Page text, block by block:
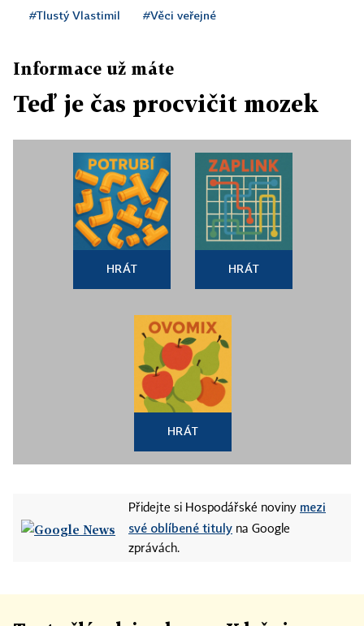
#Tlustý Vlastimil #Věci veřejné
Informace už máte
Teď je čas procvičit mozek
HRÁT HRÁT
HRÁT
Přidejte si Hospodářské noviny mezi
své oblíbené tituly na Google
zprávách.